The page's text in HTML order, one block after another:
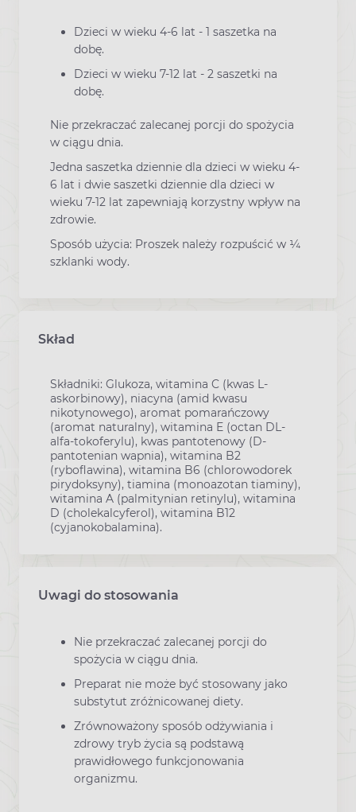
Dzieci w wieku 4-6 lat - 1 saszetka na
dobę.
Dzieci w wieku 7-12 lat - 2 saszetki na
dobę.
Nie przekraczać zalecanej porcji do spożycia
w ciągu dnia.
Jedna saszetka dziennie dla dzieci w wieku 4-
6 lat i dwie saszetki dziennie dla dzieci w
wieku 7-12 lat zapewniają korzystny wpływ na
zdrowie.
Sposób użycia: Proszek należy rozpuścić w ¼
szklanki wody.
Skład
Składniki: Glukoza, witamina C (kwas L-
askorbinowy), niacyna (amid kwasu
nikotynowego), aromat pomarańczowy
(aromat naturalny), witamina E (octan DL-
alfa-tokoferylu), kwas pantotenowy (D-
pantotenian wapnia), witamina B2
(ryboflawina), witamina B6 (chlorowodorek
pirydoksyny), tiamina (monoazotan tiaminy),
witamina A (palmitynian retinylu), witamina
D (cholekalcyferol), witamina B12
(cyjanokobalamina).
Uwagi do stosowania
Nie przekraczać zalecanej porcji do
spożycia w ciągu dnia.
Preparat nie może być stosowany jako
substytut zróżnicowanej diety.
Zrównoważony sposób odżywiania i
zdrowy tryb życia są podstawą
prawidłowego funkcjonowania
organizmu.